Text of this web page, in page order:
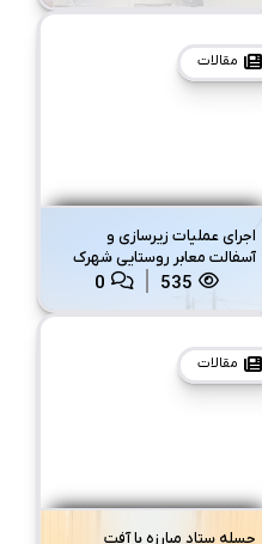
مقالات
اجرای عملیات زیرسازی و
آسفالت معابر روستایی شهرک
فاز یک فیشور
535
0
مقالات
جسله ستاد مبارزه با آفت